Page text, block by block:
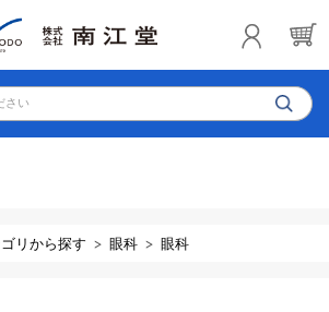
さい
リから探す 眼科 眼科